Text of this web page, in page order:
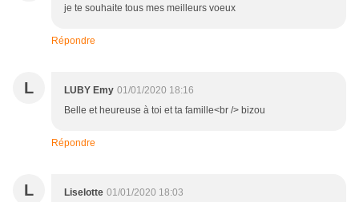
je te souhaite tous mes meilleurs voeux
Répondre
L LUBY Emy 01/01/2020 18:16
Belle et heureuse à toi et ta famille<br /> bizou
Répondre
L Liselotte 01/01/2020 18:03